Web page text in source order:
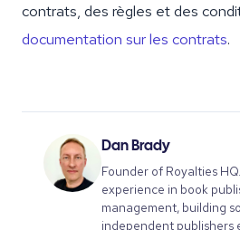
contrats, des règles et des
documentation sur les contrats.
Dan Brady
Founder of Royalties
experience in book
management, building
independent publishers